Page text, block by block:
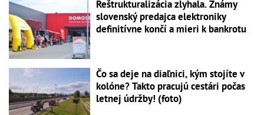
Reštrukturalizácia zlyhala. Známy
slovenský predajca elektroniky
definitívne končí a mieri k bankrotu
Čo sa deje na diaľnici, kým stojíte v
kolóne? Takto pracujú cestári počas
letnej údržby! (foto)